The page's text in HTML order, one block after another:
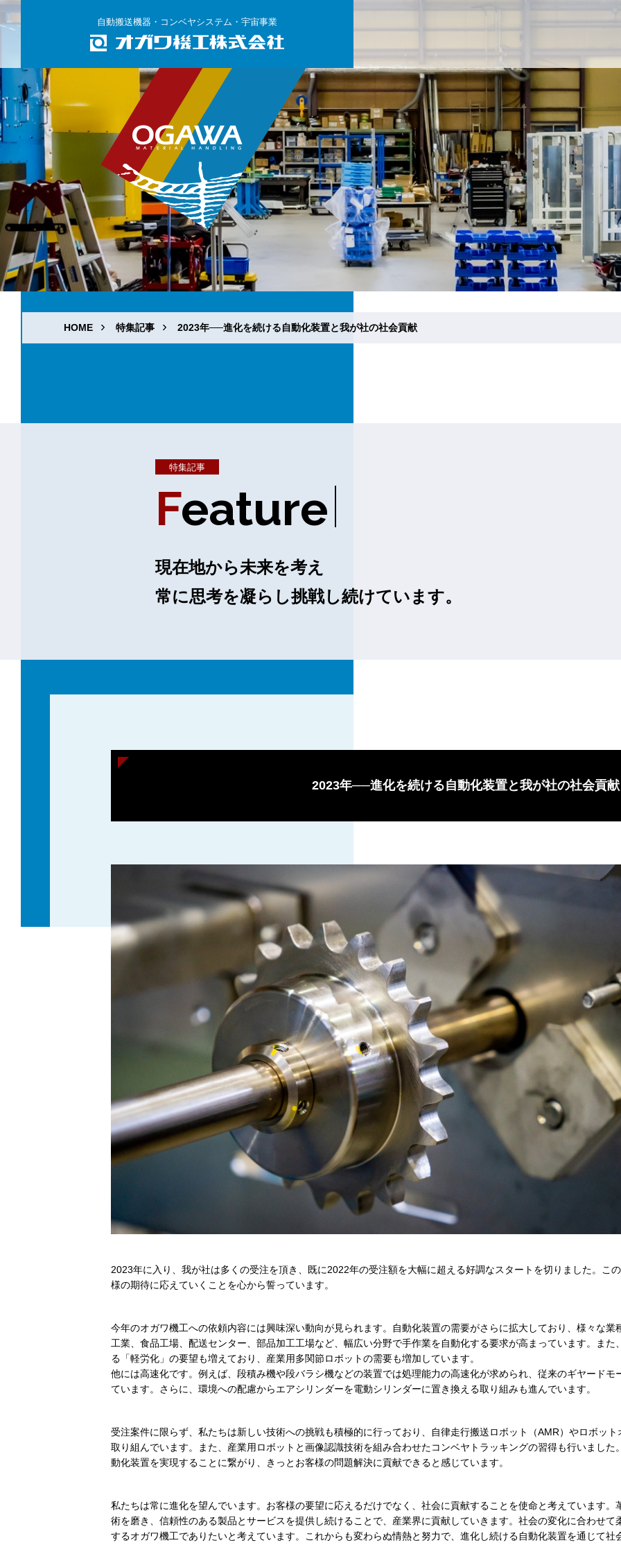
自動搬送機器・コンベヤシステム・宇宙事業
HOME 特集記事 2023年──進化を続ける自動化装置と我が社の社会貢献
特集記事
FEATURE
現在地から未来を考え
常に思考を凝らし挑戦し続けています。
2023年──進化を続ける自動化装置と我が社の社会貢献
2023年に入り、我が社は多くの受注を頂き、既に2022年の受注額を大幅に超える好調なスタートを切りました。こ
様の期待に応えていくことを心から誓っています。
今年のオガワ機工への依頼内容には興味深い動向が見られます。自動化装置の需要がさらに拡大しており、様々な
工業、食品工場、配送センター、部品加工工場など、幅広い分野で手作業を自動化する要求が高まっています。ま
る「軽労化」の要望も増えており、産業用多関節ロボットの需要も増加しています。
他には高速化です。例えば、段積み機や段バラシ機などの装置では処理能力の高速化が求められ、従来のギヤード
ています。さらに、環境への配慮からエアシリンダーを電動シリンダーに置き換える取り組みも進んでいます。
受注案件に限らず、私たちは新しい技術への挑戦も積極的に行っており、自律走行搬送ロボット（AMR）やロボッ
取り組んでいます。また、産業用ロボットと画像認識技術を組み合わせたコンベヤトラッキングの習得も行いまし
動化装置を実現することに繋がり、きっとお客様の問題解決に貢献できると感じています。
私たちは常に進化を望んでいます。お客様の要望に応えるだけでなく、社会に貢献することを使命と考えています
術を磨き、信頼性のある製品とサービスを提供し続けることで、産業界に貢献していきます。社会の変化に合わせ
するオガワ機工でありたいと考えています。これからも変わらぬ情熱と努力で、進化し続ける自動化装置を通じて社